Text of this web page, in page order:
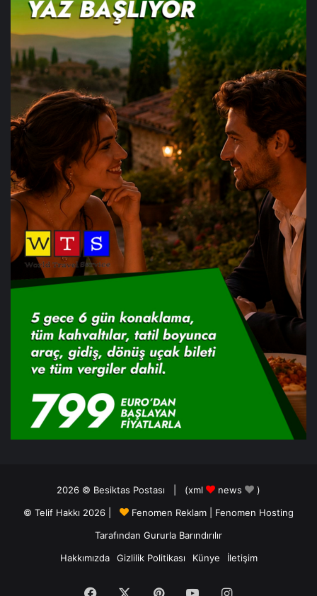
2026 © Besiktas Postası | (xml news
)
© Telif Hakkı 2026 |
Fenomen Reklam
Fenomen Hosting
Tarafından Gururla Barındırılır
Hakkımızda
Gizlilik Politikası Künye İletişim
Facebook PinterestYouTubeInstagram